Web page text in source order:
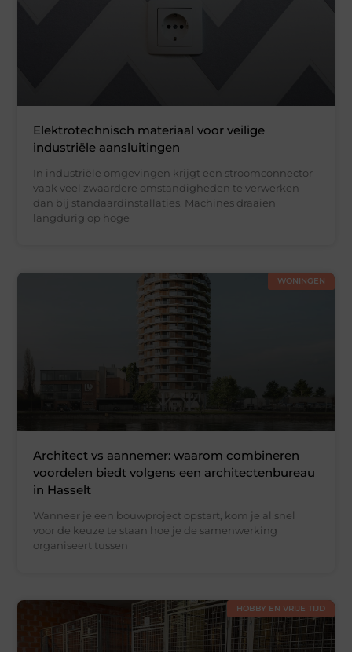
Elektrotechnisch materiaal voor veilige
industriële aansluitingen
In industriële omgevingen krijgt een stroomconnector
vaak veel zwaardere omstandigheden te verwerken
dan bij standaardinstallaties. Machines draaien
langdurig op hoge
WONINGEN
Architect vs aannemer: waarom combineren
voordelen biedt volgens een architectenbureau
in Hasselt
Wanneer je een bouwproject opstart, kom je al snel
voor de keuze te staan hoe je de samenwerking
organiseert tussen
HOBBY EN VRIJE TIJD